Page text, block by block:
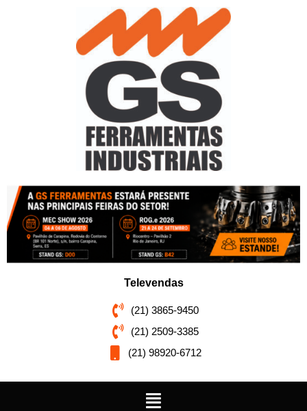
Televendas
(21) 3865-9450
(21) 2509-3385
(21) 98920-6712